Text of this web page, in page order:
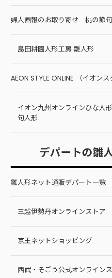
婦人画報のお取り寄せ 桃の節
島田耕園人形工房 雛人形
AEON STYLE ONLINE （イオン
イオン九州オンラインひな人
句人形
デパートの雛
雛人形ネット通販デパート一覧
三越伊勢丹オンラインストア
京王ネットショッピング
西武・そごう公式オンライン